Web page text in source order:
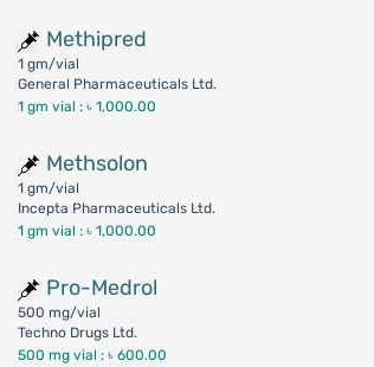
Methipred
1 gm/vial
General Pharmaceuticals Ltd.
1 gm vial :৳ 1,000.00
Methsolon
1 gm/vial
Incepta Pharmaceuticals Ltd.
1 gm vial :৳ 1,000.00
Pro-Medrol
500 mg/vial
Techno Drugs Ltd.
500 mg vial :৳ 600.00